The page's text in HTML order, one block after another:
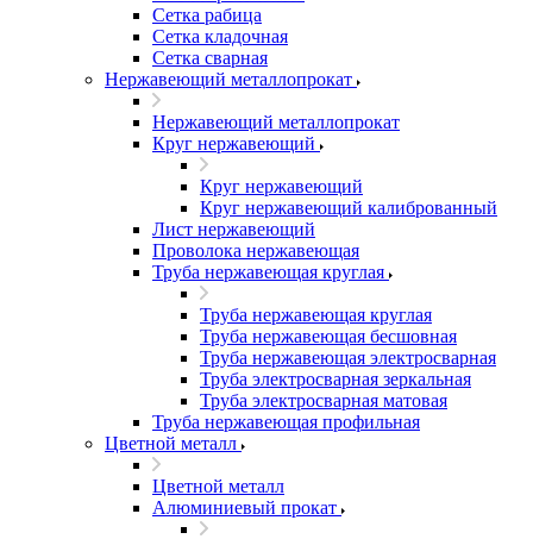
Сетка рабица
Сетка кладочная
Сетка сварная
Нержавеющий металлопрокат
Нержавеющий металлопрокат
Круг нержавеющий
Круг нержавеющий
Круг нержавеющий калиброванный
Лист нержавеющий
Проволока нержавеющая
Труба нержавеющая круглая
Труба нержавеющая круглая
Труба нержавеющая бесшовная
Труба нержавеющая электросварная
Труба электросварная зеркальная
Труба электросварная матовая
Труба нержавеющая профильная
Цветной металл
Цветной металл
Алюминиевый прокат